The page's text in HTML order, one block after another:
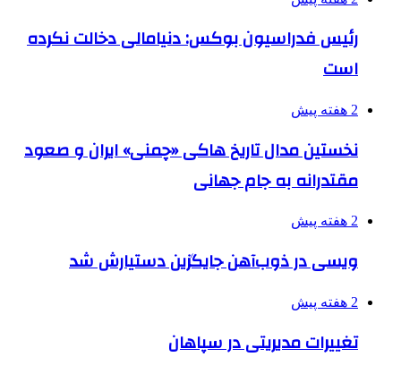
رئیس فدراسیون بوکس: دنیامالی دخالت نکرده
است
2 هفته پیش
نخستین مدال تاریخ هاکی «چمنی» ایران و صعود
مقتدرانه به جام جهانی
2 هفته پیش
ویسی در ذوب‌آهن جایگزین دستیارش شد
2 هفته پیش
تغییرات مدیریتی در سپاهان